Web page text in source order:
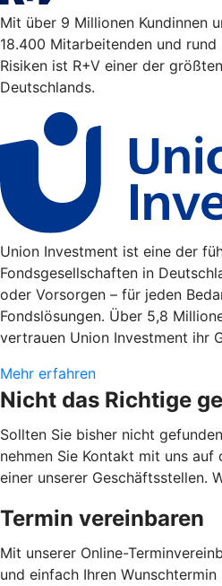
Mit über 9 Millionen Kundinnen
18.400 Mitarbeitenden und
Risiken ist R+V einer der
Deutschlands.
Union Investment ist eine der
Fondsgesellschaften in
oder Vorsorgen – für jeden
Fondslösungen. Über 5,8
vertrauen Union Investment ihr
Mehr erfahren
Nicht das Richtige
Sollten Sie bisher nicht
nehmen Sie Kontakt mit uns auf
einer unserer Geschäftsstellen.
Termin vereinbaren
Mit unserer Online-
und einfach Ihren Wunschtermin